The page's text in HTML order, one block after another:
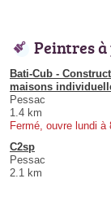
Peintres
Bati-Cub -
maisons
Pessac
1.4 km
Fermé, ouvre lundi à
C2sp
Pessac
2.1 km